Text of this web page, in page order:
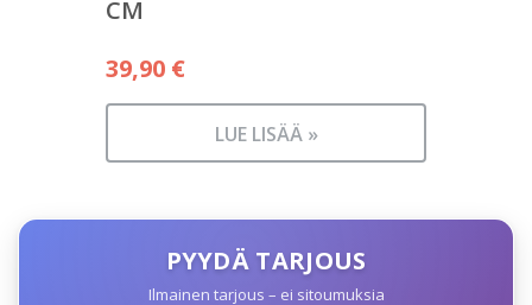
CM
39,90 €
LUE LISÄÄ »
PYYDÄ TARJOUS
Ilmainen tarjous – ei sitoumuksia